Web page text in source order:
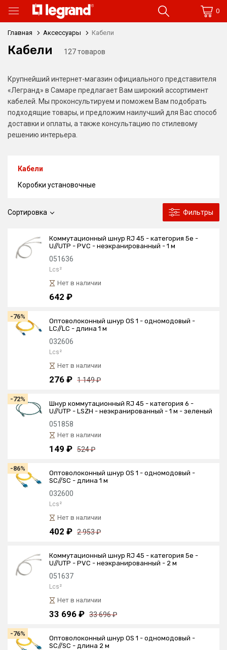
0
Главная Аксессуары Кабели
Кабели 127 товаров
Крупнейший интернет-магазин официального представителя
«Легранд» в Самаре предлагает Вам широкий ассортимент
кабелей. Мы проконсультируем и поможем Вам подобрать
подходящие товары, и предложим наилучший для Вас способ
доставки и оплаты, а также консультацию по стилевому
решению интерьера.
Сортировка Фильтры
Коммутационный шнур RJ 45 - категория 5е -
U//UTP - PVC - неэкранированный - 1 м
051636
Lcs²
Нет в наличии
642 ₽
-76%
Оптоволоконный шнур OS 1 - одномодовый -
LC//LC - длина 1 м
032606
Lcs²
Нет в наличии
276 ₽ 1 149 ₽
-72%
Шнур коммутационный RJ 45 - категория 6 -
U//UTP - LSZH - неэкранированный - 1 м - зеленый
051858
Нет в наличии
149 ₽ 524 ₽
-86%
Оптоволоконный шнур OS 1 - одномодовый -
SC//SC - длина 1 м
032600
Lcs²
Нет в наличии
402 ₽ 2 953 ₽
Коммутационный шнур RJ 45 - категория 5е -
U//UTP - PVC - неэкранированный - 2 м
051637
Lcs²
Нет в наличии
33 696 ₽ 33 696 ₽
-76%
Оптоволоконный шнур OS 1 - одномодовый -
SC//SC - длина 2 м
Кабели
Коробки установочные